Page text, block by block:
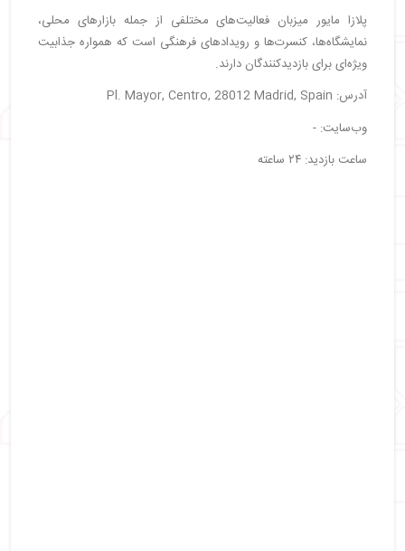
پلازا مایور میزبان فعالیت‌های مختلفی از جمله بازارهای محلی،
نمایشگاه‌ها، کنسرت‌ها و رویدادهای فرهنگی است که همواره جذابیت
ویژه‌ای برای بازدیدکنندگان دارند.
آدرس: Pl. Mayor, Centro, 28012 Madrid, Spain
وب‌سایت: -
ساعت بازدید: ۲۴ ساعته